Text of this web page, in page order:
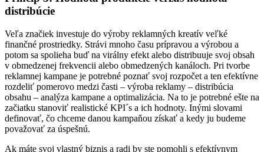
distribúcie
Veľa značiek investuje do výroby reklamných kreatív veľké
finančné prostriedky. Strávi mnoho času prípravou a výrobou a
potom sa spolieha buď na virálny efekt alebo distribuuje svoj obsah
v obmedzenej frekvencii alebo obmedzených kanáloch. Pri tvorbe
reklamnej kampane je potrebné poznať svoj rozpočet a ten efektívne
rozdeliť pomerovo medzi časti – výroba reklamy – distribúcia
obsahu – analýza kampane a optimalizácia. Na to je potrebné ešte na
začiatku stanoviť realistické KPI´s a ich hodnoty. Inými slovami
definovať, čo chceme danou kampaňou získať a kedy ju budeme
považovať za úspešnú.
Ak máte svoj vlastný biznis a radi by ste pomohli s efektívnym